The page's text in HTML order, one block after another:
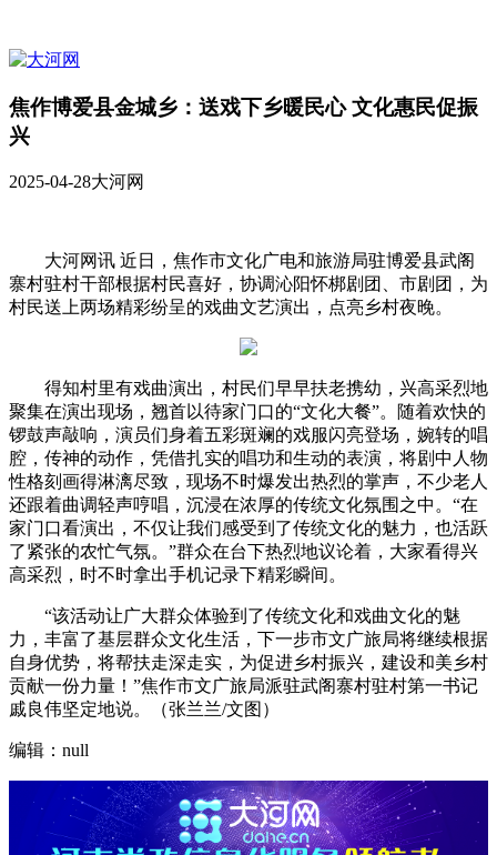
焦作博爱县金城乡：送戏下乡暖民心 文化惠民促振
兴
2025-04-28大河网
大河网讯 近日，焦作市文化广电和旅游局驻博爱县武阁
寨村驻村干部根据村民喜好，协调沁阳怀梆剧团、市剧团，为
村民送上两场精彩纷呈的戏曲文艺演出，点亮乡村夜晚。
得知村里有戏曲演出，村民们早早扶老携幼，兴高采烈地
聚集在演出现场，翘首以待家门口的“文化大餐”。随着欢快的
锣鼓声敲响，演员们身着五彩斑斓的戏服闪亮登场，婉转的唱
腔，传神的动作，凭借扎实的唱功和生动的表演，将剧中人物
性格刻画得淋漓尽致，现场不时爆发出热烈的掌声，不少老人
还跟着曲调轻声哼唱，沉浸在浓厚的传统文化氛围之中。“在
家门口看演出，不仅让我们感受到了传统文化的魅力，也活跃
了紧张的农忙气氛。”群众在台下热烈地议论着，大家看得兴
高采烈，时不时拿出手机记录下精彩瞬间。
“该活动让广大群众体验到了传统文化和戏曲文化的魅
力，丰富了基层群众文化生活，下一步市文广旅局将继续根据
自身优势，将帮扶走深走实，为促进乡村振兴，建设和美乡村
贡献一份力量！”焦作市文广旅局派驻武阁寨村驻村第一书记
戚良伟坚定地说。（张兰兰/文图）
编辑：null